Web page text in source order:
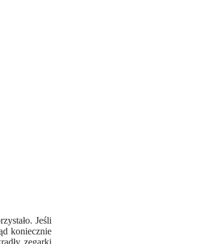
Jeśli
koniecznie
zegarki